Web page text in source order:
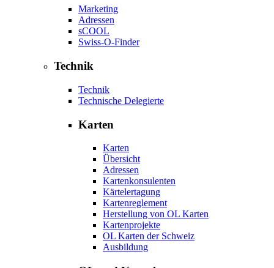
Marketing
Adressen
sCOOL
Swiss-O-Finder
Technik
Technik
Technische Delegierte
Karten
Karten
Übersicht
Adressen
Kartenkonsulenten
Kärtelertagung
Kartenreglement
Herstellung von OL Karten
Kartenprojekte
OL Karten der Schweiz
Ausbildung